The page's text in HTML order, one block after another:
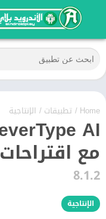
Home
/ تطبيقات / الإنتاجية
مع
8.1.2
الإنتاجية